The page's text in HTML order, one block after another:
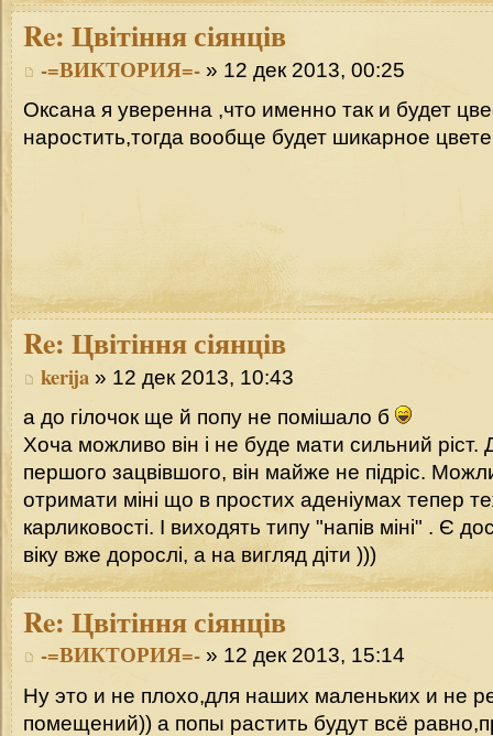
Re: Цвітіння сіянців
-=ВИКТОРИЯ=- » 12 дек 2013, 00:25
Оксана я уверенна ,что именно так и будет
наростить,тогда вообще будет шикарное
Re: Цвітіння сіянців
kerija » 12 дек 2013, 10:43
а до гілочок ще й попу не помішало б
Хоча можливо він і не буде мати сильний ріст.
першого зацвівшого, він майже не підріс.
отримати міні що в простих аденіумах тепер
карликовості. І виходять типу "напів міні" . Є
віку вже дорослі, а на вигляд діти )))
Re: Цвітіння сіянців
-=ВИКТОРИЯ=- » 12 дек 2013, 15:14
Ну это и не плохо,для наших маленьких и не
помещений)) а попы растить будут всё